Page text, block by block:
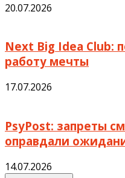
20.07.2026
Next Big Idea Club:
работу мечты
17.07.2026
PsyPost: запреты
оправдали
14.07.2026